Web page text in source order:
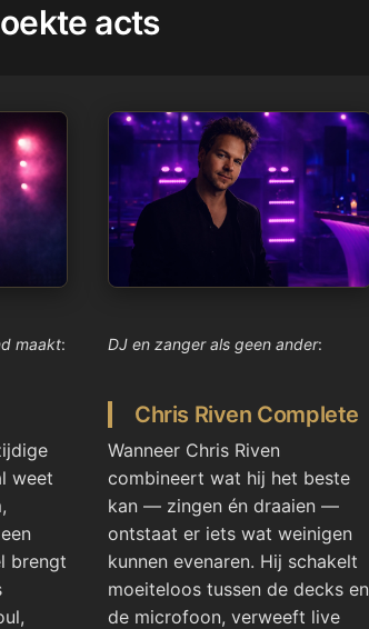
acts
maakt:
weet
brengt
DJ en zanger als geen ander:
Chris Riven Complete
Wanneer Chris Riven
combineert wat hij het beste
kan — zingen én draaien —
ontstaat er iets wat weinigen
kunnen evenaren. Hij schakelt
moeiteloos tussen de decks en
de microfoon, verweeft live